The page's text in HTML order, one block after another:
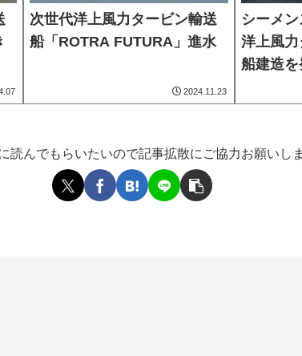
次世代洋上風力タービン輸送
船「ROTRA FUTURA」進水
2024.11.23
シーメ
洋上風
船建造を
読んでもらいたいので記事拡散にご協力お願いし